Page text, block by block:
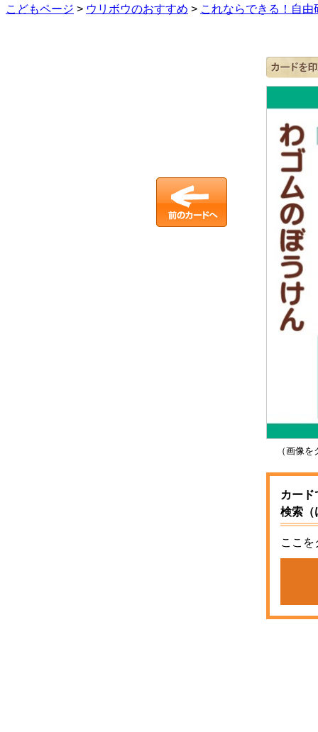
こどもページ > ウリボウのおすすめ > これならできる！自
（画像
カー
検索（
ここを